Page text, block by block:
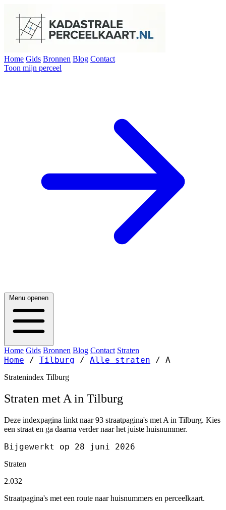
Home Gids Bronnen Blog Contact
Toon mijn perceel
Menu openen
Home Gids Bronnen Blog Contact Straten
Home / Tilburg / Alle straten / A
Stratenindex Tilburg
Straten met A in Tilburg
Deze indexpagina linkt naar 93 straatpagina's met A in Tilburg. Kies
een straat en ga daarna verder naar het juiste huisnummer.
Bijgewerkt op 28 juni 2026
Straten
2.032
Straatpagina's met een route naar huisnummers en perceelkaart.